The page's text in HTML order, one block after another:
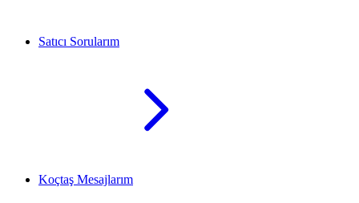
Satıcı Sorularım
Koçtaş Mesajlarım